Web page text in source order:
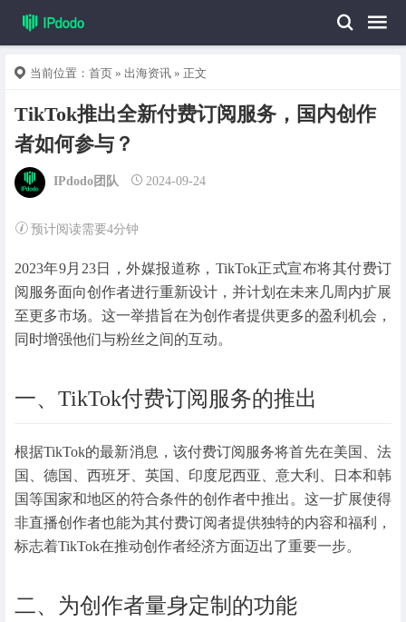
当前位置： 首页 » 出海资讯 » 正文
TikTok推出全新付费订阅服务，国内创作
者如何参与？
IPdodo团队 2024-09-24
预计阅读需要4分钟
2023年9月23日，外媒报道称，TikTok正式宣布将其付费订
阅服务面向创作者进行重新设计，并计划在未来几周内扩展
至更多市场。这一举措旨在为创作者提供更多的盈利机会，
同时增强他们与粉丝之间的互动。
一、TikTok付费订阅服务的推出
根据TikTok的最新消息，该付费订阅服务将首先在美国、法
国、德国、西班牙、英国、印度尼西亚、意大利、日本和韩
国等国家和地区的符合条件的创作者中推出。这一扩展使得
非直播创作者也能为其付费订阅者提供独特的内容和福利，
标志着TikTok在推动创作者经济方面迈出了重要一步。
二、为创作者量身定制的功能